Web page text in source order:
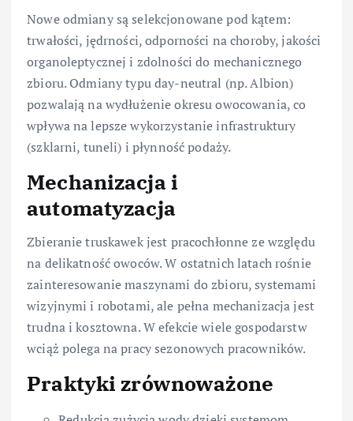
Nowe odmiany są selekcjonowane pod kątem:
trwałości, jędrności, odporności na choroby, jakości
organoleptycznej i zdolności do mechanicznego
zbioru. Odmiany typu day-neutral (np. Albion)
pozwalają na wydłużenie okresu owocowania, co
wpływa na lepsze wykorzystanie infrastruktury
(szklarni, tuneli) i płynność podaży.
Mechanizacja i
automatyzacja
Zbieranie truskawek jest pracochłonne ze względu
na delikatność owoców. W ostatnich latach rośnie
zainteresowanie maszynami do zbioru, systemami
wizyjnymi i robotami, ale pełna mechanizacja jest
trudna i kosztowna. W efekcie wiele gospodarstw
wciąż polega na pracy sezonowych pracowników.
Praktyki zrównoważone